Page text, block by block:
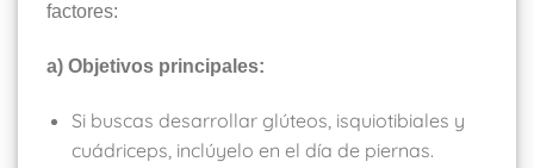
factores:
a) Objetivos principales:
Si buscas desarrollar glúteos, isquiotibiales y
cuádriceps, inclúyelo en el día de piernas.